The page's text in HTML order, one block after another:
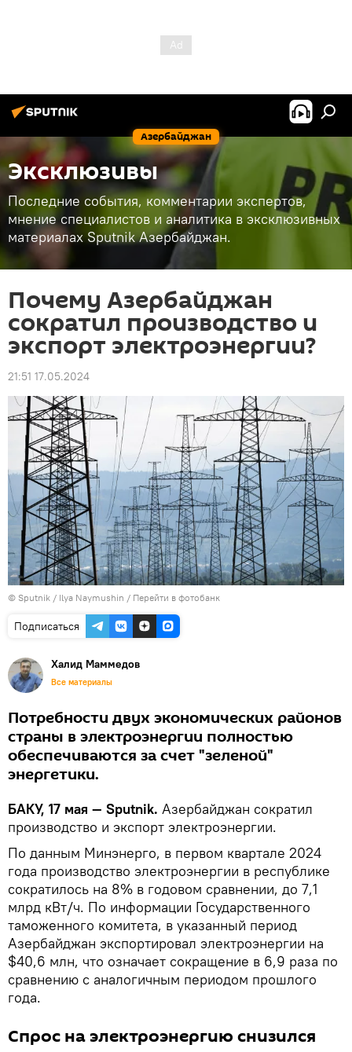
Азербайджан
Эксклюзивы
Последние события, комментарии экспертов,
мнение специалистов и аналитика в эксклюзивных
материалах Sputnik Азербайджан.
Почему Азербайджан
сократил производство и
экспорт электроэнергии?
21:51 17.05.2024
© Sputnik / Ilya Naymushin / Перейти в фотобанк
Подписаться
Халид Маммедов
Все материалы
Потребности двух экономических районов
страны в электроэнергии полностью
обеспечиваются за счет "зеленой"
энергетики.
БАКУ, 17 мая — Sputnik. Азербайджан сократил
производство и экспорт электроэнергии.
По данным Минэнерго, в первом квартале 2024
года производство электроэнергии в республике
сократилось на 8% в годовом сравнении, до 7,1
млрд кВт/ч. По информации Государственного
таможенного комитета, в указанный период
Азербайджан экспортировал электроэнергии на
$40,6 млн, что означает сокращение в 6,9 раза по
сравнению с аналогичным периодом прошлого
года.
Спрос на электроэнергию снизился